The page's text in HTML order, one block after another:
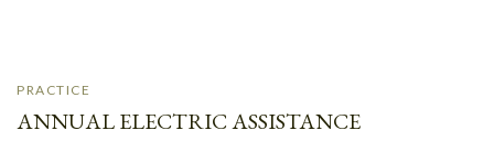
PRACTICE
ANNUAL ELECTRIC ASSISTANCE